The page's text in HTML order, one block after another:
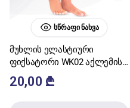
ᲡᲬᲠᲐᲤᲘ ᲜᲐᲮᲕᲐ
მუხლის ელასტიური
ფიქსატორი WK02 აქლემის
ბეწვის
20,00 ₾